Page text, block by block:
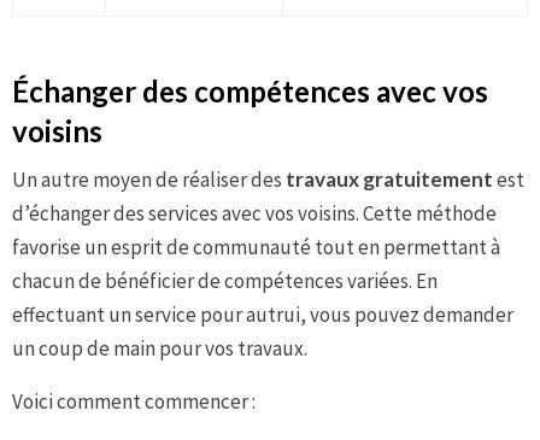
Échanger des compétences avec vos
voisins
Un autre moyen de réaliser des travaux gratuitementest
d’échanger des services avec vos voisins. Cette méthode
favorise un esprit de communauté tout en permettant à
chacun de bénéficier de compétences variées. En
effectuant un service pour autrui, vous pouvez demander
un coup de main pour vos travaux.
Voici comment commencer :